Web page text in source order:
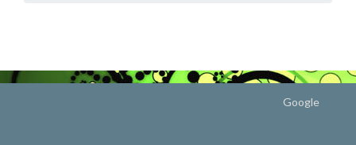
Google